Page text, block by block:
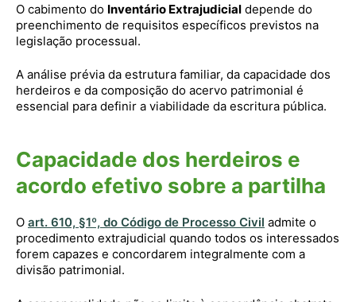
O cabimento do Inventário Extrajudicial depende do
preenchimento de requisitos específicos previstos na
legislação processual.
A análise prévia da estrutura familiar, da capacidade dos
herdeiros e da composição do acervo patrimonial é
essencial para definir a viabilidade da escritura pública.
Capacidade dos herdeiros e
acordo efetivo sobre a partilha
O art. 610, §1º, do Código de Processo Civil admite o
procedimento extrajudicial quando todos os interessados
forem capazes e concordarem integralmente com a
divisão patrimonial.